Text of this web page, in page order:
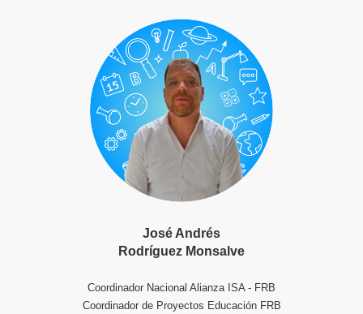
José Andrés
Rodríguez Monsalve
Coordinador Nacional Alianza ISA - FRB
Coordinador de Proyectos Educación FRB